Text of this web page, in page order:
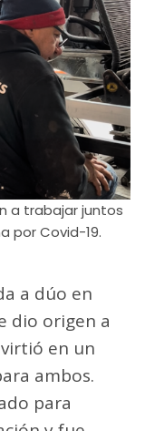
a trabajar juntos
por Covid-19.
a dúo en
dio origen a
en un
ambos.
para